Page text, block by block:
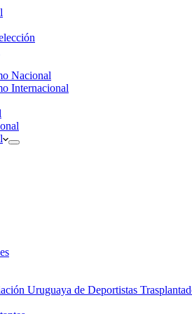
Nacional
Internacional
Uruguaya de Deportistas